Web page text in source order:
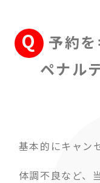
予約を
ペナル
基本的にキャン
体調不良など、